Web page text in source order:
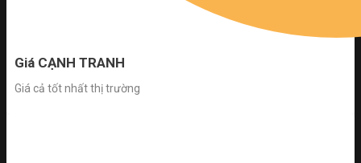
Giá CẠNH TRANH
Giá cả tốt nhất thị trường